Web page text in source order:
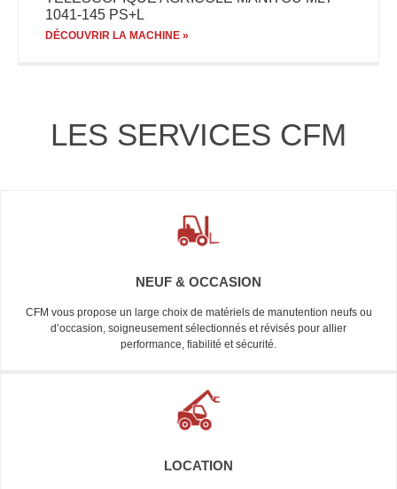
1041-145 PS+L
DÉCOUVRIR LA MACHINE »
LES SERVICES CFM
NEUF & OCCASION
CFM vous propose un large choix de matériels de manutention neufs ou
d’occasion, soigneusement sélectionnés et révisés pour allier
performance, fiabilité et sécurité.
LOCATION